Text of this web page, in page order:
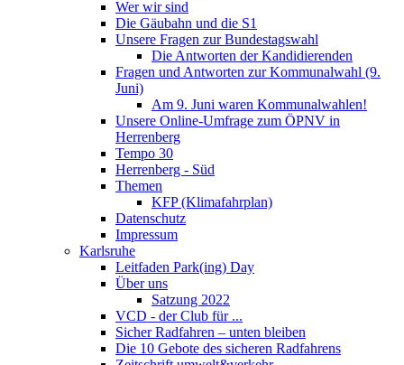
Wer wir sind
Die Gäubahn und die S1
Unsere Fragen zur Bundestagswahl
Die Antworten der Kandidierenden
Fragen und Antworten zur Kommunalwahl (9.
Juni)
Am 9. Juni waren Kommunalwahlen!
Unsere Online-Umfrage zum ÖPNV in
Herrenberg
Tempo 30
Herrenberg - Süd
Themen
KFP (Klimafahrplan)
Datenschutz
Impressum
Karlsruhe
Leitfaden Park(ing) Day
Über uns
Satzung 2022
VCD - der Club für ...
Sicher Radfahren – unten bleiben
Die 10 Gebote des sicheren Radfahrens